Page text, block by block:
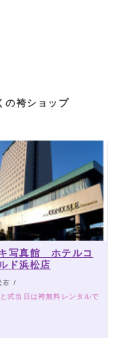
の袴ショップ
写真館 ホテルコ
ド浜松店
市 /
式当日は袴無料レンタルで